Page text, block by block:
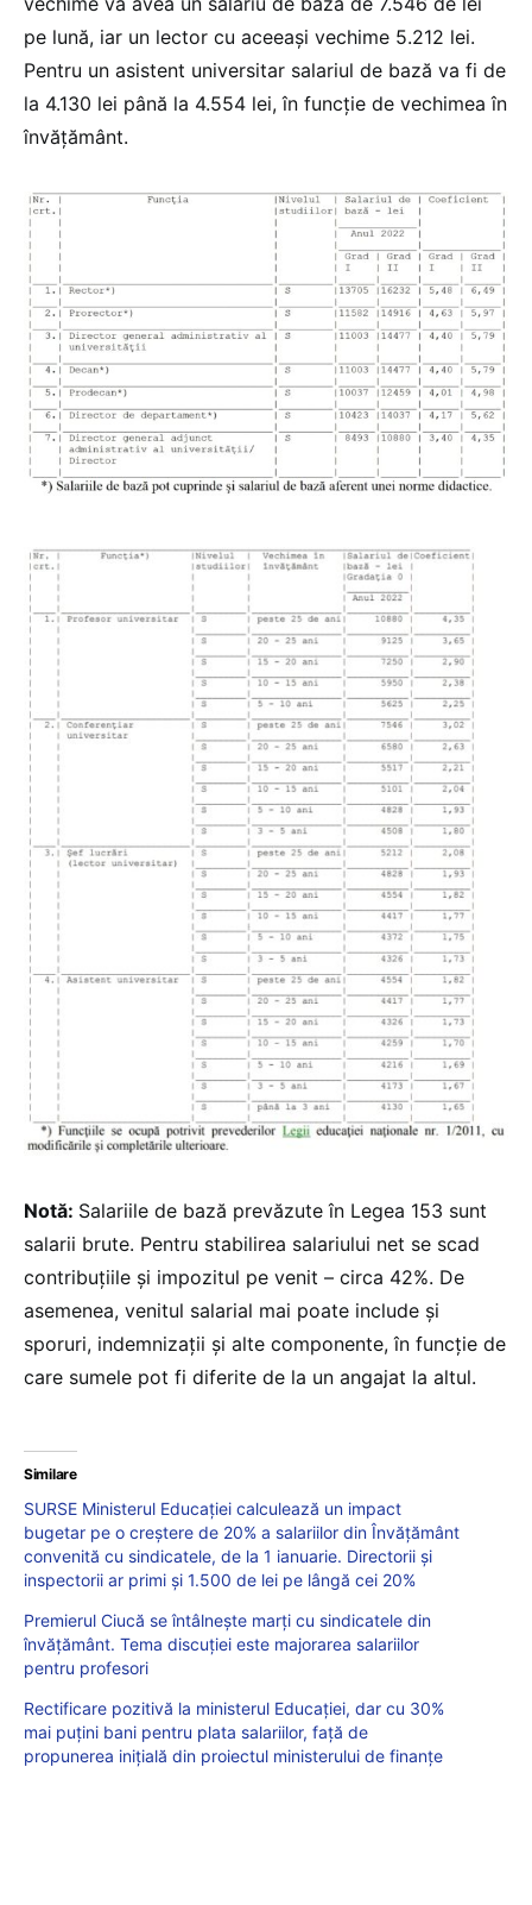
pe lună, iar un lector cu aceeaşi vechime 5.212 lei.
Pentru un asistent universitar salariul de bază va fi de
la 4.130 lei până la 4.554 lei, în funcţie de vechimea în
învăţământ.
Notă: Salariile de bază prevăzute în Legea 153 sunt
salarii brute. Pentru stabilirea salariului net se scad
contribuțiile și impozitul pe venit – circa 42%. De
asemenea, venitul salarial mai poate include și
sporuri, indemnizații și alte componente, în funcție de
care sumele pot fi diferite de la un angajat la altul.
Similare
SURSE Ministerul Educației calculează un impact
bugetar pe o creștere de 20% a salariilor din Învățământ
convenită cu sindicatele, de la 1 ianuarie. Directorii și
inspectorii ar primi și 1.500 de lei pe lângă cei 20%
Premierul Ciucă se întâlnește marți cu sindicatele din
învățământ. Tema discuției este majorarea salariilor
pentru profesori
Rectificare pozitivă la ministerul Educației, dar cu 30%
mai puțini bani pentru plata salariilor, față de
propunerea inițială din proiectul ministerului de finanțe